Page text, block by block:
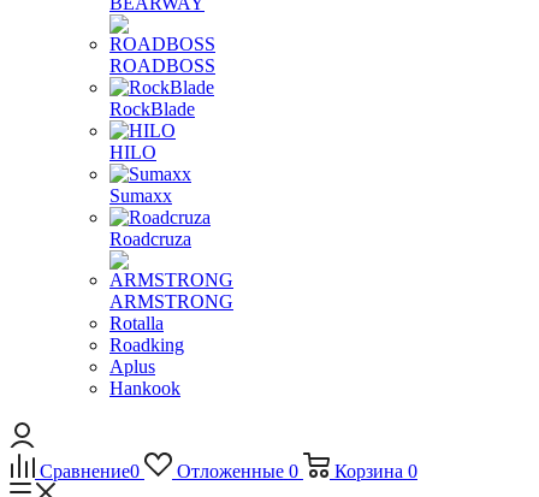
ROADBOSS
RockBlade
HILO
Sumaxx
Roadcruza
ARMSTRONG
Rotalla
Roadking
Aplus
Hankook
Сравнение0 Отложенные 0 Корзина 0